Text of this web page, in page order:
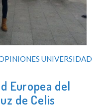
UNIVERSIDAD
Europea del
de Celis